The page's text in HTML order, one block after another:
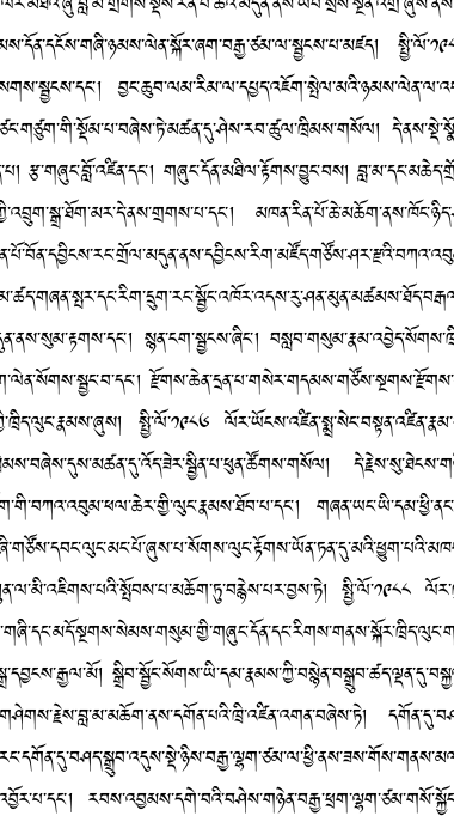
རྩ་གཞུང་བློ་འཛིན་དང་། གཞུང་དོན་མཐིལ་རྟོགས་བྱུང་བས།
སྙན་ངག་སྦྱངས་ཞིང་།
སྤྱི་ལོ་༡༩༨༦
སྤྱི་ལོ་༡༩༨༨